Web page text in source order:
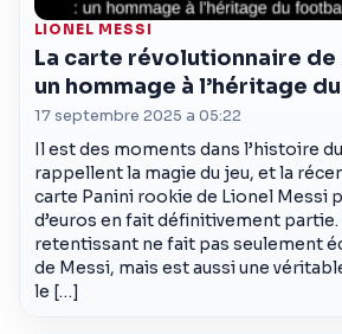
LIONEL MESSI
La carte révolutionnaire de
un hommage à l’héritage
17 septembre 2025 a 05:22
Il est des moments dans l’histoire
rappellent la magie du jeu, et la
carte Panini rookie de Lionel Messi
d’euros en fait définitivement partie.
retentissant ne fait pas seulement
de Messi, mais est aussi une
le […]